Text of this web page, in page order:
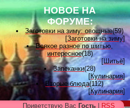
НОВОЕ НА
ФОРУМЕ:
Заготовки на зиму: овощные(59)
[Заготовки на зиму]
Всякое разное по шитью,
интересное(18)
[Шитьё]
Запеканки(28)
[Кулинария]
Вторые блюда(112)
[Кулинария]
Вышивка лентами(15)
[Вышивка лентами ]
Приветствую Вас Гость
RSS